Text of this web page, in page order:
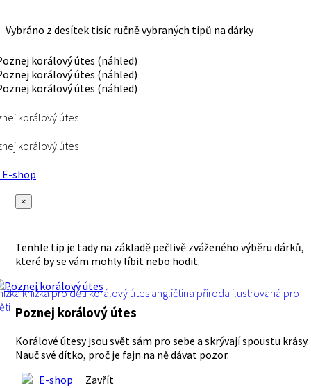
Vybráno z desítek tisíc ručně vybraných tipů na dárky
korálový útes
korálový útes
shop
×
Tenhle tip je tady na základě pečlivě zváženého výběru dárků,
které by se vám mohly líbit nebo hodit.
knížka pro dětikorálový útes angličtina příroda ilustrovaná pro
Poznej korálový útes
Korálové útesy jsou svět sám pro sebe a skrývají spoustu krásy.
Nauč své dítko, proč je fajn na ně dávat pozor.
E-shop
Zavřít